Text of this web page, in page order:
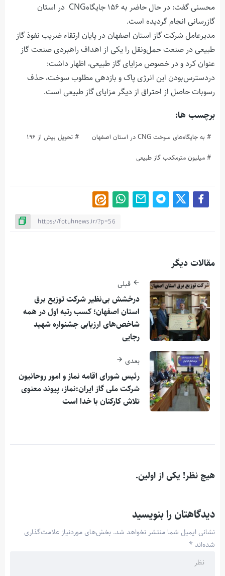
محسنی گفت: در حال حاضر به ۱۵۶ جایگاهCNG در استان
گازرسانی انجام گردیده است.
مدیرعامل شرکت گاز استان اصفهان در پایان ارتقاء ضریب نفوذ گاز
طبیعی در صنعت حمل‌ونقل را یکی از اهداف راهبردی صنعت گاز
عنوان کرد و در خصوص مزایای گاز طبیعی، اظهار داشت:
دردسترس‌بودن این انرژی پاک و بازدهی مطلوب سوخت، حذف
رسوبات حاصل از احتراق از دیگر مزایای گاز طبیعی است.
برچسب ها:
به جایگاه‌های سوخت CNG در استان اصفهان تحویل بیش از ۱۹۶
میلیون مترمکعب گاز طبیعی
مقالات دیگر
قبلی
درخشش بی‌نظیر شرکت توزیع برق
استان اصفهان؛ کسب رتبه اول در همه
شاخص‌های ارزیابی جشنواره شهید
رجایی
بعدی
رئیس شورای اقامه نماز و امور روحانیون
شرکت ملی گاز ایران:نماز، پیوند معنوی
تلاش كاركنان با خدا است
هیچ نظر! یکی از اولین.
دیدگاهتان را بنویسید
نشانی ایمیل شما منتشر نخواهد شد. بخش‌های موردنیاز علامت‌گذاری
شده‌اند *